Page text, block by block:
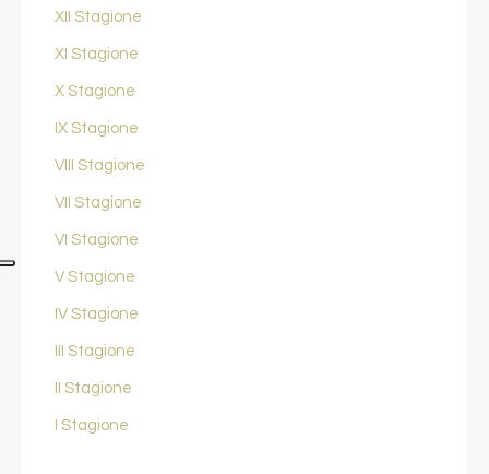
XII Stagione
XI Stagione
X Stagione
IX Stagione
VIII Stagione
VII Stagione
VI Stagione
V Stagione
IV Stagione
III Stagione
II Stagione
I Stagione